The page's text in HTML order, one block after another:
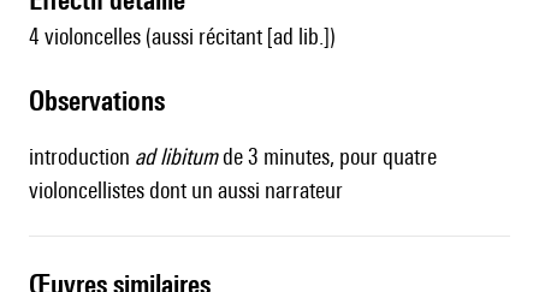
4 violoncelles (aussi récitant [ad lib.])
observations
introduction ad libitumde 3 minutes, pour quatre
violoncellistes dont un aussi narrateur
œuvres similaires